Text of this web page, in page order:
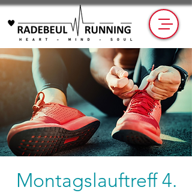
Montagslauftreff 4.